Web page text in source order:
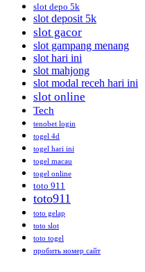
slot depo 5k
slot deposit 5k
slot gacor
slot gampang menang
slot hari ini
slot mahjong
slot modal receh hari ini
slot online
Tech
tenobet login
togel 4d
togel hari ini
togel macau
togel online
toto 911
toto911
toto gelap
toto slot
toto togel
пробить номер сайт